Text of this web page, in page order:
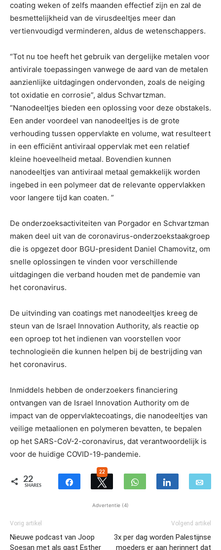
coating weken of zelfs maanden effectief zijn en zal de
besmettelijkheid van de virusdeeltjes meer dan
vertienvoudigd verminderen, aldus de wetenschappers.
“Tot nu toe heeft het gebruik van dergelijke metalen voor
antivirale toepassingen vanwege de aard van de metalen
aanzienlijke uitdagingen ondervonden, zoals de neiging
tot oxidatie en corrosie”, aldus Schvartzman.
“Nanodeeltjes bieden een oplossing voor deze obstakels.
Een ander voordeel van nanodeeltjes is de grote
verhouding tussen oppervlakte en volume, wat resulteert
in een efficiënt antiviraal oppervlak met een relatief
kleine hoeveelheid metaal. Bovendien kunnen
nanodeeltjes van antiviraal metaal gemakkelijk worden
ingebed in een polymeer dat de relevante oppervlakken
voor langere tijd kan coaten. ”
De onderzoeksactiviteiten van Porgador en Schvartzman
maken deel uit van de coronavirus-onderzoekstaakgroep
die is opgezet door BGU-president Daniel Chamovitz, om
snelle oplossingen te vinden voor verschillende
uitdagingen die verband houden met de pandemie van
het coronavirus.
De uitvinding van coatings met nanodeeltjes kreeg de
steun van de Israel Innovation Authority, als reactie op
een oproep tot het indienen van voorstellen voor
technologieën die kunnen helpen bij de bestrijding van
het coronavirus.
Inmiddels hebben de onderzoekers financiering
ontvangen van de Israel Innovation Authority om de
impact van de oppervlaktecoatings, die nanodeeltjes van
veilige metaalionen en polymeren bevatten, te bepalen
op het SARS-CoV-2-coronavirus, dat verantwoordelijk is
voor de huidige COVID-19-pandemie.
22
SHARES
22
Advertentie (4)
Vorig artikel
Nieuwe podcast van Joop
Soesan met als gast Esther
Volgend artikel
3x per dag worden Palestijnse
moeders er aan herinnert dat